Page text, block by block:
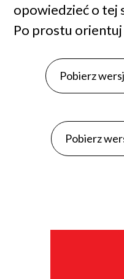
opowiedzieć o tej
Po prostu orientuj
Pobierz
Pobierz